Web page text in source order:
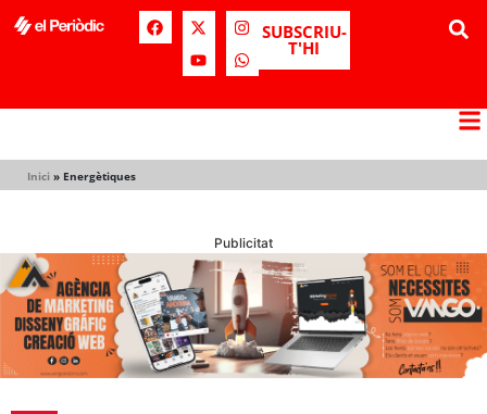
SUBSCRIU-
T'HI
Inici » Energètiques
Publicitat